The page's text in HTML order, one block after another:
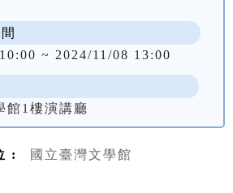
~ 2024/11/08 13:00
館1樓演講廳
: 國立臺灣文學館